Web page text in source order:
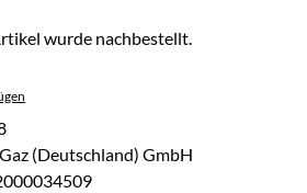
wurde nachbestellt.
(Deutschland) GmbH